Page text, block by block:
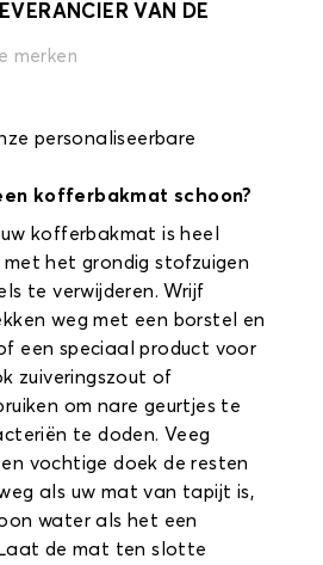
VAN DE
merken
personaliseerbare
kofferbakmat schoon?
kofferbakmat is heel
met het grondig stofzuigen
te verwijderen. Wrijf
weg met een borstel en
een speciaal product voor
zuiveringszout of
om nare geurtjes te
te doden. Veeg
vochtige doek de resten
als uw mat van tapijt is,
water als het een
de mat ten slotte